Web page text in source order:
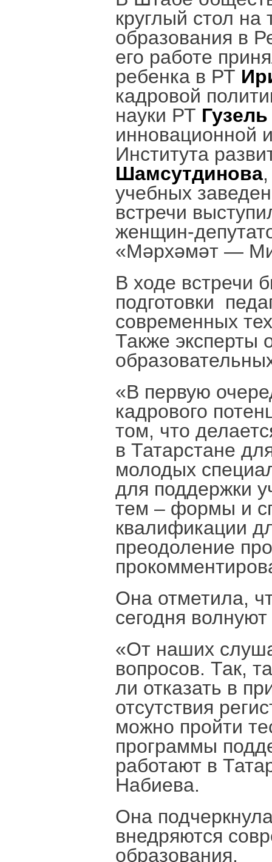
круглый стол
образования в
его работе
ребенка в РТ
кадровой
науки РТ
инновационной
Института
Шамсутдинова
учебных
встречи
женщин-
«Мәрхәмәт —
В ходе встречи
подготовки
современных
Также эксперты
«В первую
кадрового
том, что
в Татарстане
молодых
для поддержки
тем – формы и
квалификации
преодоление
Она отметила,
сегодня
«От наших
вопросов. Так,
ли отказать в
отсутствия
можно пройти
программы
работают в
Набиева.
Она
внедряются
образования.